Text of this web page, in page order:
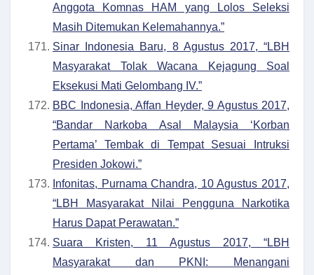
Anggota Komnas HAM yang Lolos Seleksi
Masih Ditemukan Kelemahannya.”
Sinar Indonesia Baru, 8 Agustus 2017, “LBH
Masyarakat Tolak Wacana Kejagung Soal
Eksekusi Mati Gelombang IV.”
BBC Indonesia, Affan Heyder, 9 Agustus 2017,
“Bandar Narkoba Asal Malaysia ‘Korban
Pertama’ Tembak di Tempat Sesuai Intruksi
Presiden Jokowi.”
Infonitas, Purnama Chandra, 10 Agustus 2017,
“LBH Masyarakat Nilai Pengguna Narkotika
Harus Dapat Perawatan.”
Suara Kristen, 11 Agustus 2017, “LBH
Masyarakat dan PKNI: Menangani